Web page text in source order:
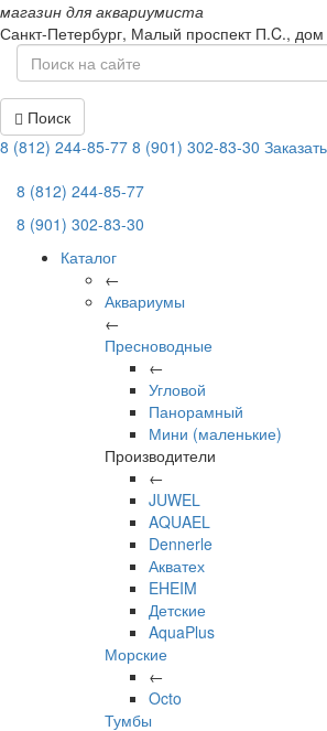
магазин для аквариумиста
Санкт-Петербург, Малый проспект П.C., дом
Поиск
8 (812) 244-85-77 8 (901) 302-83-30
8 (812) 244-85-77
8 (901) 302-83-30
Каталог
←
Аквариумы
←
Пресноводные
←
Угловой
Панорамный
Мини (маленькие)
Производители
←
JUWEL
AQUAEL
Dennerle
Акватех
EHEIM
Детские
AquaPlus
Морские
←
Octo
Тумбы